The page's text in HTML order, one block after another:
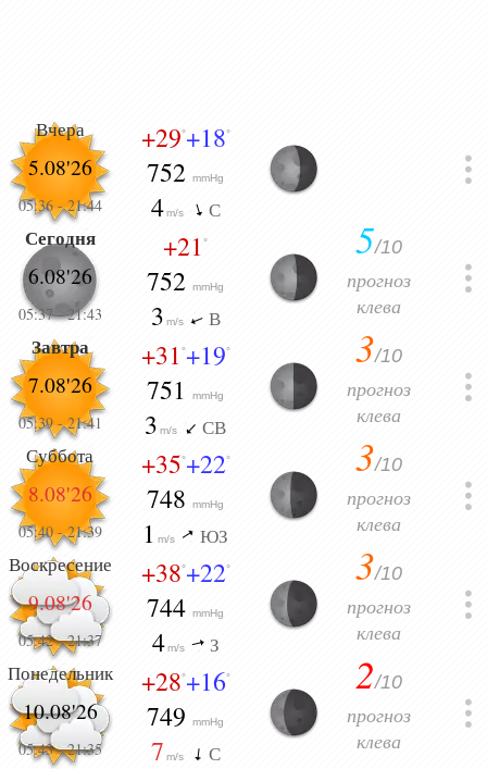
Вчера
5.08'26
05:36-21:44
+29°+18°
752mmHg
4 m/s С
Сегодня
6.08'26
05:37-21:43
+21°
752mmHg
3 m/s В
5/10
прогноз
клева
Завтра
7.08'26
05:39-21:41
+31°+19°
751mmHg
3 m/s СВ
3/10
прогноз
клева
Суббота
8.08'26
05:40-21:39
+35°+22°
748mmHg
1 m/s ЮЗ
3/10
прогноз
клева
Воскресение
9.08'26
05:42-21:37
+38°+22°
744mmHg
4 m/s З
3/10
прогноз
клева
Понедельник
10.08'26
05:43-21:35
+28°+16°
749mmHg
7 m/s С
2/10
прогноз
клева